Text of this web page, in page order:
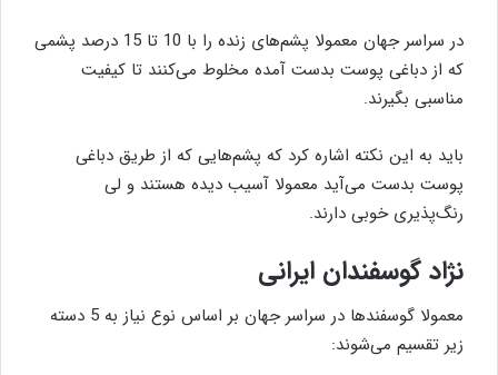
در سراسر جهان معمولا پشم‌های زنده را با 10 تا 15 درصد پشمی
که از دباغی پوست بدست آمده مخلوط می‌کنند تا کیفیت
مناسبی بگیرند.
باید به این نکته اشاره کرد که پشم‌هایی که از طریق دباغی
پوست بدست می‌آید معمولا آسیب دیده هستند و لی
رنگ‌پذیری خوبی دارند.
نژاد گوسفندان ایرانی
معمولا گوسفندها در سراسر جهان بر اساس نوع نیاز به 5 دسته
زیر تقسیم می‌شوند: